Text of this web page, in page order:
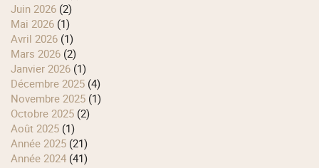
juin 2026 (2)
mai 2026 (1)
avril 2026 (1)
mars 2026 (2)
janvier 2026 (1)
décembre 2025 (4)
novembre 2025 (1)
octobre 2025 (2)
août 2025 (1)
année 2025 (21)
année 2024 (41)